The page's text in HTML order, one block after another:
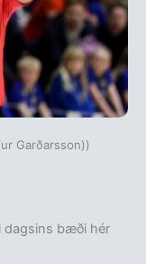
Garðarsson))
dagsins bæði hér